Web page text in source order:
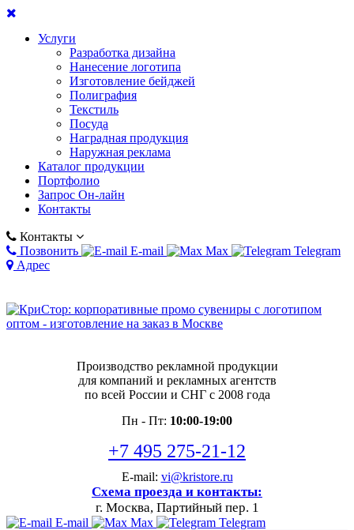
Услуги
Разработка дизайна
Нанесение логотипа
Изготовление бейджей
Полиграфия
Текстиль
Посуда
Наградная продукция
Наружная реклама
Каталог продукции
Портфолио
Запрос Он-лайн
Контакты
Контакты
Позвонить
E-mail Max
Telegram
Адрес
Производство рекламной продукции
для компаний и рекламных агентств
по всей России и СНГ с 2008 года
Пн - Пт: 10:00-19:00
+7 495 275-21-12
E-mail: vi@kristore.ru
Схема проезда и контакты:
г. Москва, Партийный пер. 1
E-mail Max Telegram